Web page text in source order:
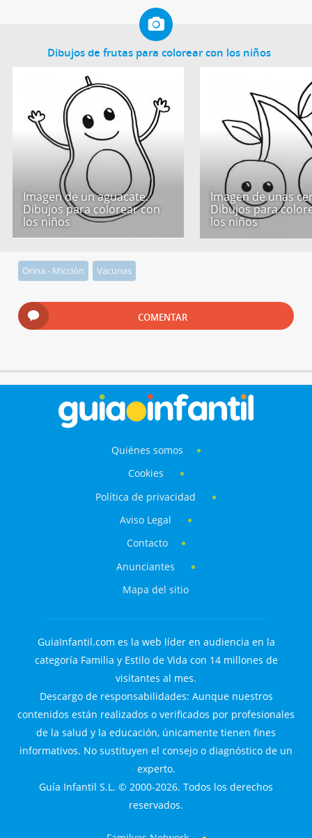
Dibujos de frutas para colorear con los niños
Imagen de un aguacate.
Dibujos para colorear con
los niños
Imagen de unas
Dibujos para
los niños
Orina - Micción Vacunas
COMENTAR
Quiénes somos
Cookies
Política de privacidad
Aviso Legal
Contacto
Anunciantes
Mapa del sitio
GuiaInfantil.com es la web líder en audiencia en la
categoría Familia y Estilo de Vida con 14 millones de
visitantes al mes.
Descargo de responsabilidades: Aunque nuestros
contenidos están realizados o verificados por profesionales
de la salud y la educación, únicamente tienen fines
informativos. No sustituyen el consejo o diagnóstico de un
experto.
Guía Infantil S.L. © 2000-2026. Todos los derechos
reservados.